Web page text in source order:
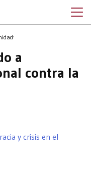
a
contra la
y crisis en el